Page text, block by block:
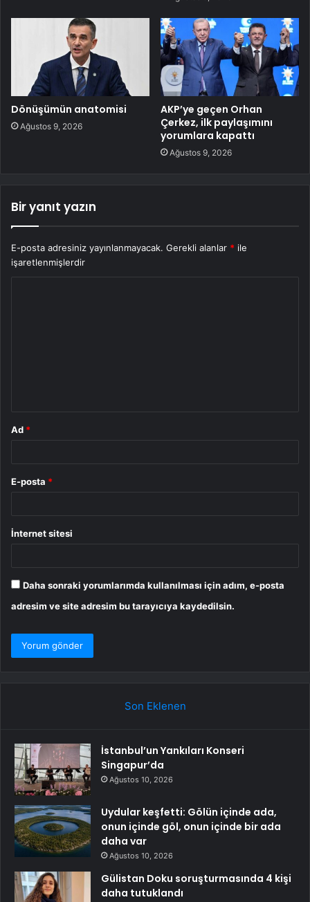
Dönüşümün anatomisi
Ağustos 9, 2026
AKP’ye geçen Orhan
Çerkez, ilk paylaşımını
yorumlara kapattı
Ağustos 9, 2026
Bir yanıt yazın
E-posta adresiniz yayınlanmayacak. Gerekli alanlar * ile
işaretlenmişlerdir
Ad *
E-posta *
İnternet sitesi
Daha sonraki yorumlarımda kullanılması için adım, e-posta
adresim ve site adresim bu tarayıcıya kaydedilsin.
Son Eklenen
İstanbul’un Yankıları Konseri
Singapur’da
Ağustos 10, 2026
Uydular keşfetti: Gölün içinde ada,
onun içinde göl, onun içinde bir ada
daha var
Ağustos 10, 2026
Gülistan Doku soruşturmasında 4 kişi
daha tutuklandı